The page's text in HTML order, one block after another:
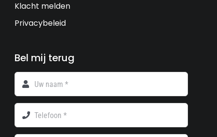
Klacht melden
Privacybeleid
Bel mij terug